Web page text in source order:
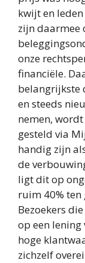
kwijt en
zijn daarmee
onze
financiële.
belangrijkste
en steeds
nemen,
gesteld via
handig zijn
de
ligt dit op
ruim 40% ten
Bezoekers
op een lening
hoge
zichzelf